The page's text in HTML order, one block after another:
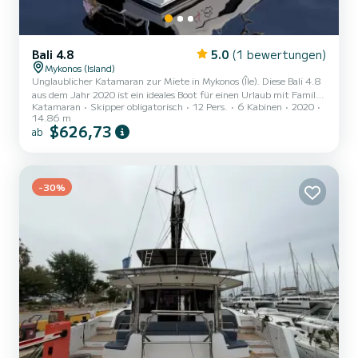
Bali 4.8 5.0 (1 bewertungen)
Mykonos (Island)
Unglaublicher Katamaran zur Miete in Mykonos (Île). Diese Bali 4.8
aus dem Jahr 2020 ist ein ideales Boot für einen Urlaub mit Familie
oder Freunden. Auf diesem 15 Meter langen Katamaran werden
Sie eine außergewöhnliche Kreuzfahrt erleben. Sie können während
der Kreuzfahrt bis zu 12 Passagiere unterbringen und die 6
Ausstattung: Autopilot, Außenbordmotor, USB-Stecker, W...
Katamaran Skipper obligatorisch 12 Pers. 6 Kabinen
2020
14.86 m
ab $626,73
-30%